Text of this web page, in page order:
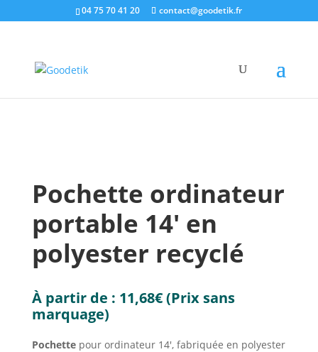
04 75 70 41 20 contact@goodetik.fr
e-shop/Ecologique & Ethique
/ Pochette
Pochette ordinateur
portable 14′ en
polyester recyclé
À partir de : 11,68€(Prix sans
marquage)
Pochettepour ordinateur 14′, fabriquée en polyester